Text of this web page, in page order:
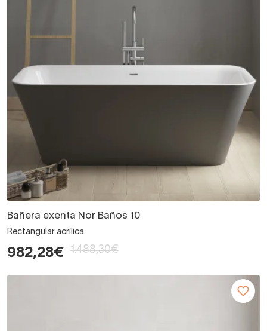
Bañera exenta Nor Baños 10
Rectangular acrílica
982,28€ 1.488,30€